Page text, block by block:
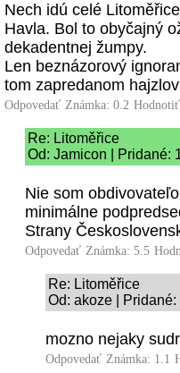
Nech idú celé
Havla. Bol to obyčajný
dekadentnej žumpy.
Len beznázorový
tom zapredanom
Odpovedať Známka: 0.2
Re: Litoměřice
Od: Jamicon | Pridané:
Nie som
minimálne
Strany
Odpovedať Známka: 5.5
Re: Litoměřice
Od: akoze |
mozno nejaky
Odpovedať Známka: 1.1